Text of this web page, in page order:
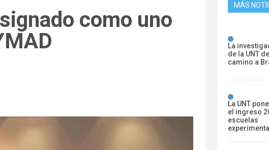
como uno
MÁS
La
de la UNT
camino a
La UNT
el ingreso
escuelas